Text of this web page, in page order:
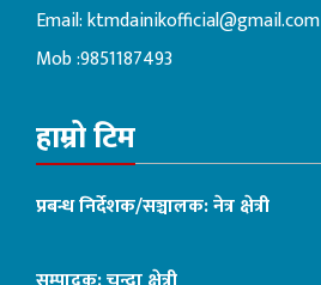
Email:ktmdainikofficial@gmail.com
Mob :9851187493
हाम्रो टिम
प्रबन्ध निर्देशक/सञ्चालक: नेत्र क्षेत्री